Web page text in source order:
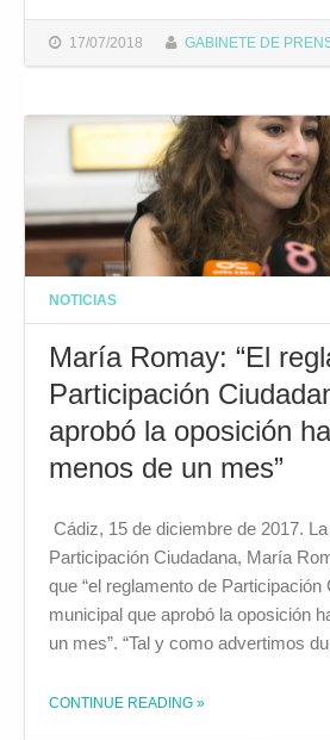
17/07/2018 GABINETE DE
NOTICIAS
María Romay: “El
Participación
aprobó la oposición
menos de un mes”
Cádiz, 15 de diciembre de 2017.
Participación Ciudadana, María
que “el reglamento de Participación
municipal que aprobó la oposición
un mes”. “Tal y como advertimos
CONTINUE READING THE "MARÍA ROMAY: “EL REGLAMENTO DE PARTICIPACIÓN CIUDADANA QUE APROBÓ LA OPOSICIÓN HA DURADO MENOS DE UN MES”"
»